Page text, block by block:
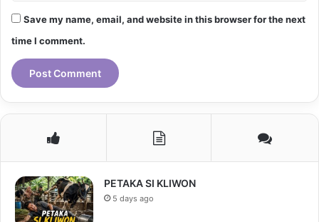
Save my name, email, and website in this browser for the next
time I comment.
PETAKA SI KLIWON
5 days ago